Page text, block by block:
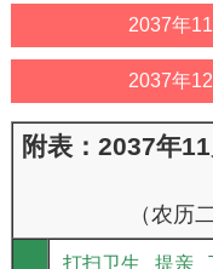
2037年
2037年
附表：2037年
（农历
打扫卫生 提亲